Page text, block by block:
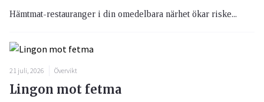
Hämtmat-restauranger i din omedelbara närhet ökar riske...
21 juli, 2026 Övervikt
Lingon mot fetma